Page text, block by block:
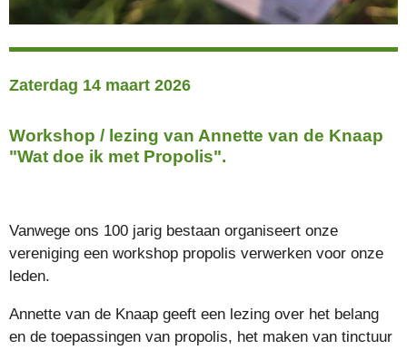
Zaterdag 14 maart 2026
Workshop / lezing van Annette van de Knaap
"Wat doe ik met Propolis".
Vanwege ons 100 jarig bestaan organiseert onze
vereniging een workshop propolis verwerken voor onze
leden.
Annette van de Knaap geeft een lezing over het belang
en de toepassingen van propolis, het maken van tinctuur